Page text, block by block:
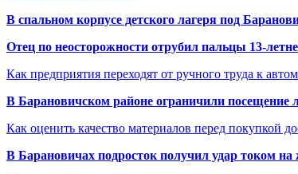
В спальном корпусе детского лагеря под
Отец по неосторожности отрубил пальцы 13-
Как предприятия переходят от ручного труда к
В Барановичском районе ограничили посещение
Как оценить качество материалов перед покупкой
В Барановичах подросток получил удар током